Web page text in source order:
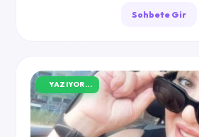
Sohbete Gir
YAZIYOR...